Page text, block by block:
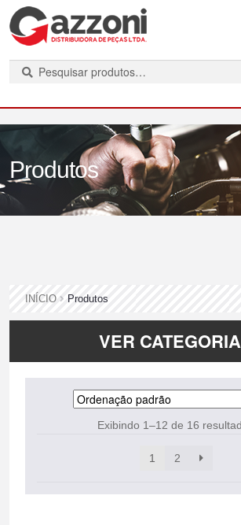
s
Produtos
INÍCIO Produtos
VER
Exibindo 1–12 de 16
1 2